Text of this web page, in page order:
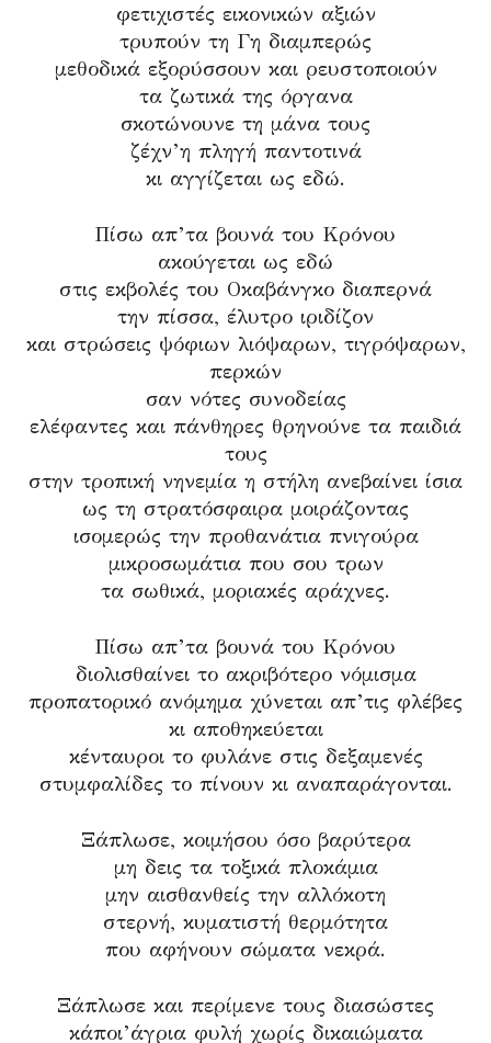
φετιχιστές εικονικών αξιών
τρυπούν τη Γη διαμπερώς
μεθοδικά εξορύσσουν και ρευστοποιούν
τα ζωτικά της όργανα
σκοτώνουνε τη μάνα τους
ζέχν’η πληγή παντοτινά
κι αγγίζεται ως εδώ.
Πίσω απ’τα βουνά του Κρόνου
ακούγεται ως εδώ
στις εκβολές του Οκαβάνγκο διαπερνά
την πίσσα, έλυτρο ιριδίζον
και στρώσεις ψόφιων λιόψαρων, τιγρόψαρων,
περκών
σαν νότες συνοδείας
ελέφαντες και πάνθηρες θρηνούνε τα παιδιά
τους
στην τροπική νηνεμία η στήλη ανεβαίνει ίσια
ως τη στρατόσφαιρα μοιράζοντας
ισομερώς την προθανάτια πνιγούρα
μικροσωμάτια που σου τρων
τα σωθικά, μοριακές αράχνες.
Πίσω απ’τα βουνά του Κρόνου
διολισθαίνει το ακριβότερο νόμισμα
προπατορικό ανόμημα χύνεται απ’τις φλέβες
κι αποθηκεύεται
κένταυροι το φυλάνε στις δεξαμενές
στυμφαλίδες το πίνουν κι αναπαράγονται.
Ξάπλωσε, κοιμήσου όσο βαρύτερα
μη δεις τα τοξικά πλοκάμια
μην αισθανθείς την αλλόκοτη
στερνή, κυματιστή θερμότητα
που αφήνουν σώματα νεκρά.
Ξάπλωσε και περίμενε τους διασώστες
κάποι’άγρια φυλή χωρίς δικαιώματα